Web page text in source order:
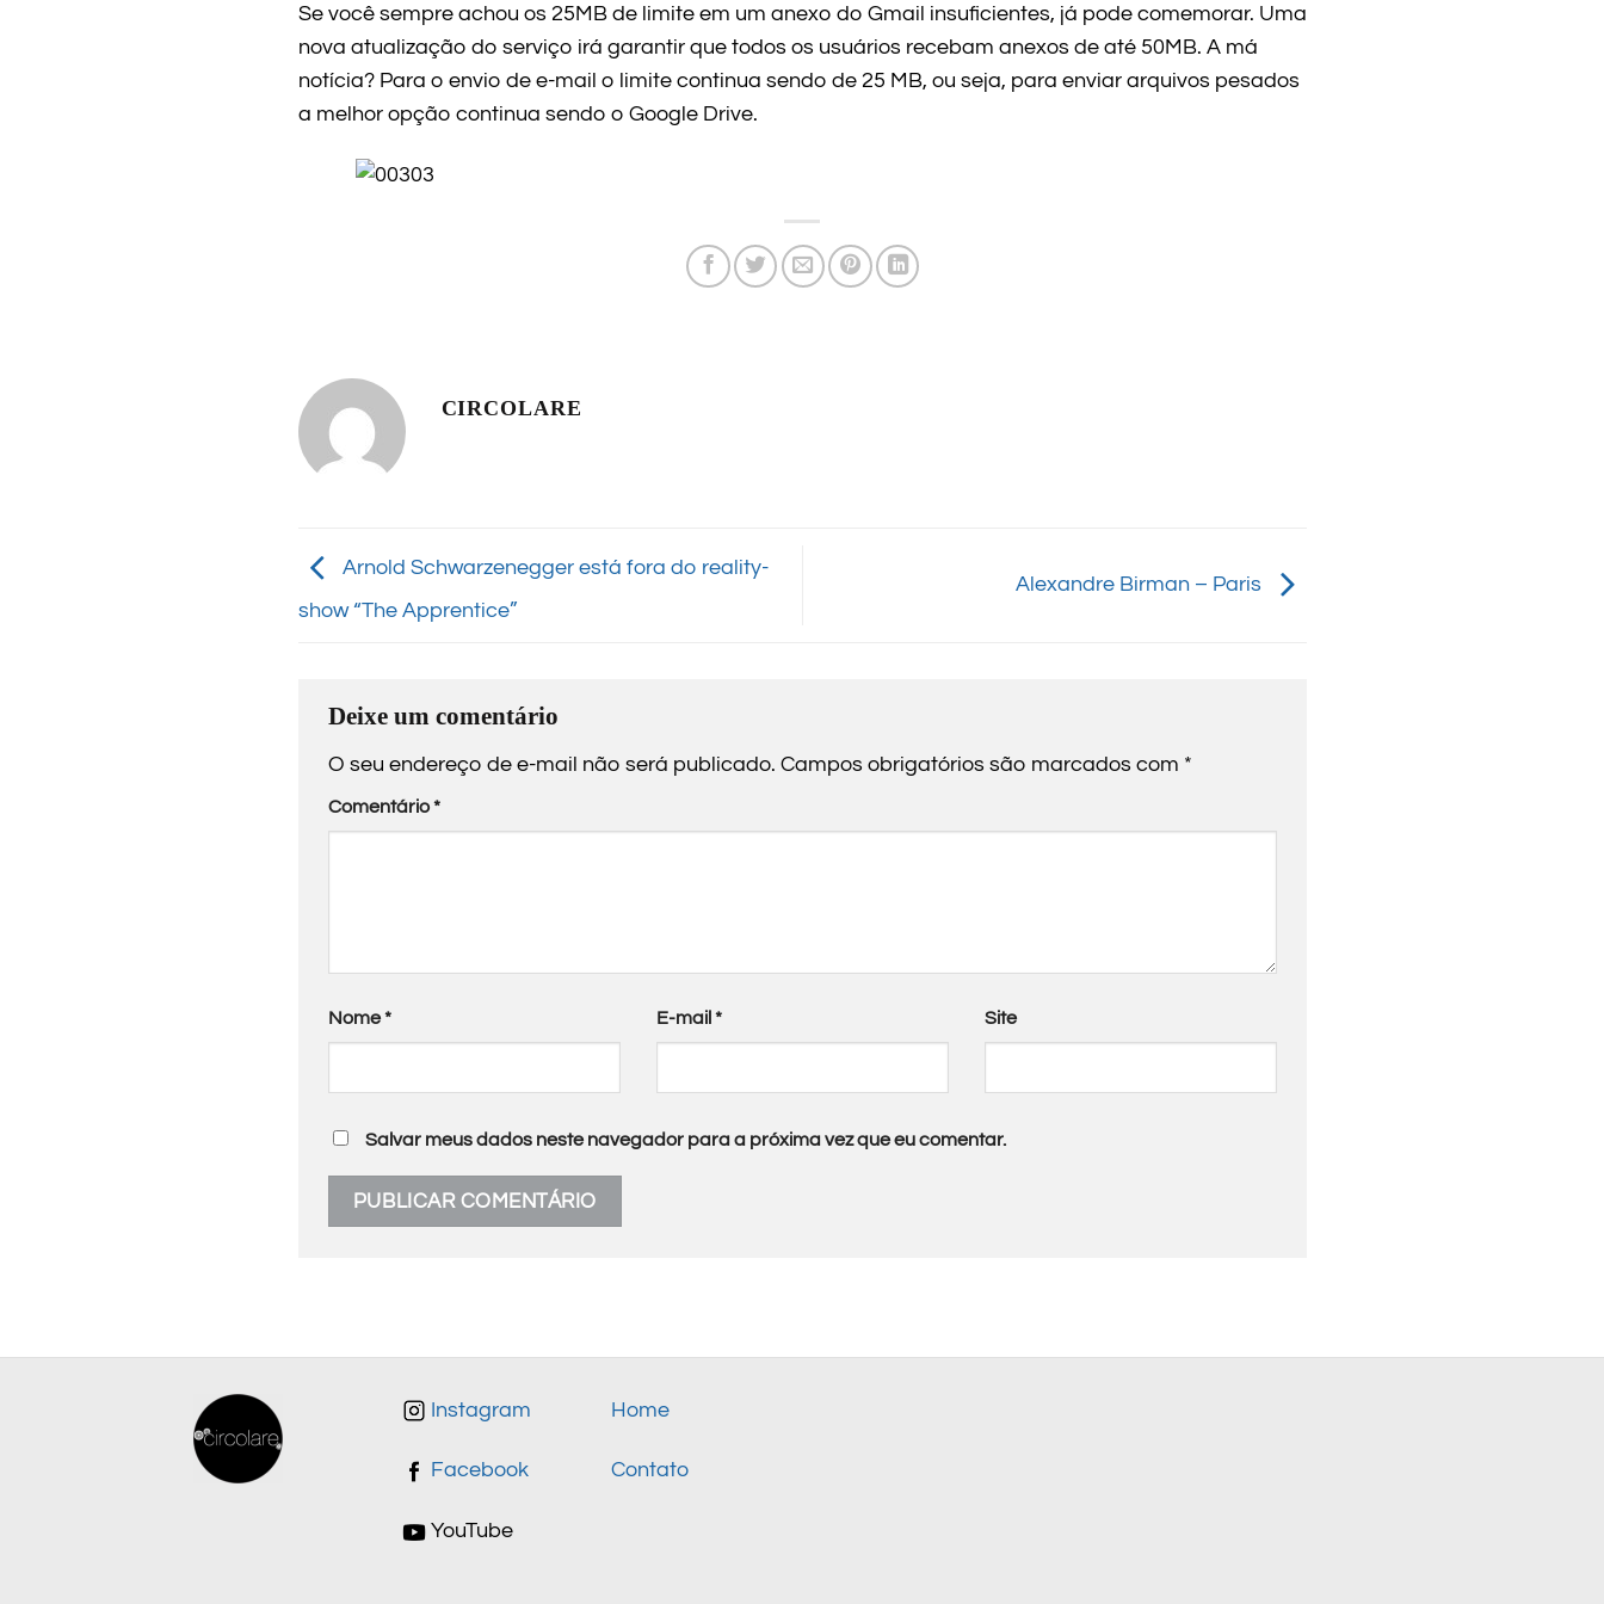
Se você sempre achou os 25MB de limite em um anexo do Gmail insuficientes, já pode comemorar. Uma
nova atualização do serviço irá garantir que todos os usuários recebam anexos de até 50MB. A má
notícia? Para o envio de e-mail o limite continua sendo de 25 MB, ou seja, para enviar arquivos pesados
a melhor opção continua sendo o Google Drive.
CIRCOLARE
Arnold Schwarzenegger está fora do reality-
show “The Apprentice”
Alexandre Birman – Paris
Deixe um comentário
O seu endereço de e-mail não será publicado. Campos obrigatórios são marcados com *
Comentário*
Nome* E-mail * Site
Salvar meus dados neste navegador para a próxima vez que eu comentar.
Instagram
Facebook
YouTube
Home
Contato